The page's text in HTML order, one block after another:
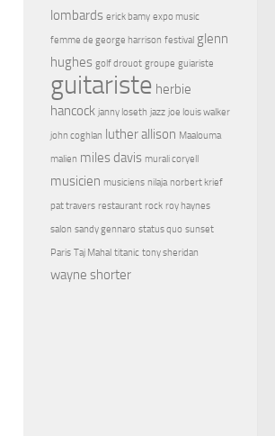
lombards erick bamy expo music
femme de george harrison festival glenn
hughes golf drouot groupe guiariste
guitariste herbie
hancock janny loseth jazz joe louis walker
john coghlan luther allison Maalouma
malien miles davis murali coryell
musicien musiciens nilaja norbert krief
pat travers restaurant rock roy haynes
salon sandy gennaro status quo sunset
Paris Taj Mahal titanic tony sheridan
wayne shorter